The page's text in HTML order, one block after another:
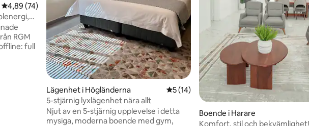
4,89 av 5 i genomsnittligt betyg, 74 omdömen
4,89 (74)
RGM
Lägenhet i Högländerna 5 av 5 i genomsnittligt betyg, 14
5 (14)
5-stjärnig lyxlägenhet nära allt
Njut av en 5-stjärnig upplevelse i detta
mysiga, moderna boende med gym,
Boende i Harare
Komfort, stil och bekvämlighet!